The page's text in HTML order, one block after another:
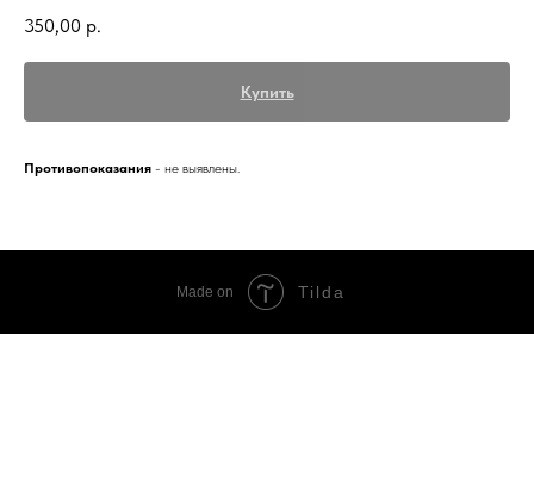
350,00 р.
Купить
Противопоказания - не выявлены.
Made on Tilda